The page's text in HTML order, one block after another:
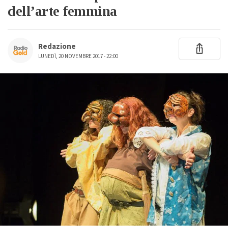
dell’arte femmina
Redazione
LUNEDÌ, 20 NOVEMBRE 2017 - 22:00